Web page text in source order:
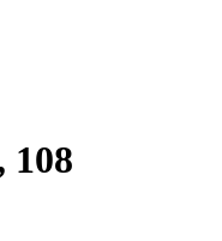
108